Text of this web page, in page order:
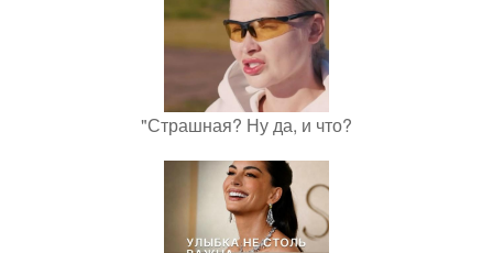
"Страшная? Ну да, и что?